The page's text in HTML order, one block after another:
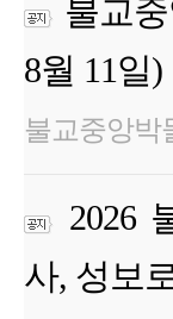
불교
8월 11일)
불교중앙박
2026
사, 성보